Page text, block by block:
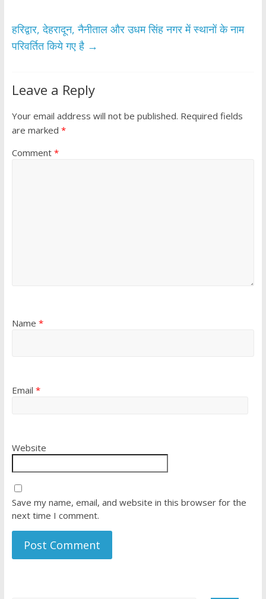
k p
हरिद्वार, देहरादून, नैनीताल और उधम सिंह नगर में स्थानों के नाम
परिवर्तित किये गए है →
Leave a Reply
Your email address will not be published. Required fields
are marked *
Comment *
Name *
Email *
Website
Save my name, email, and website in this browser for the
next time I comment.